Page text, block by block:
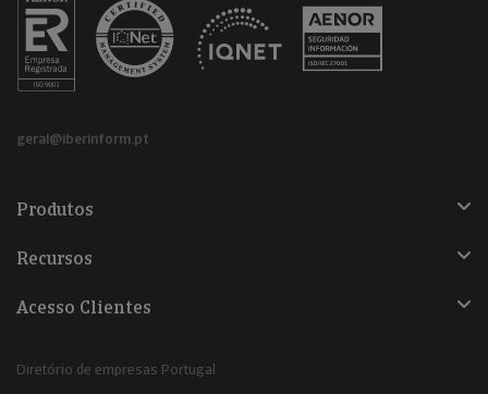
geral@iberinform.pt
Produtos
Recursos
Acesso Clientes
Diretório de empresas Portugal